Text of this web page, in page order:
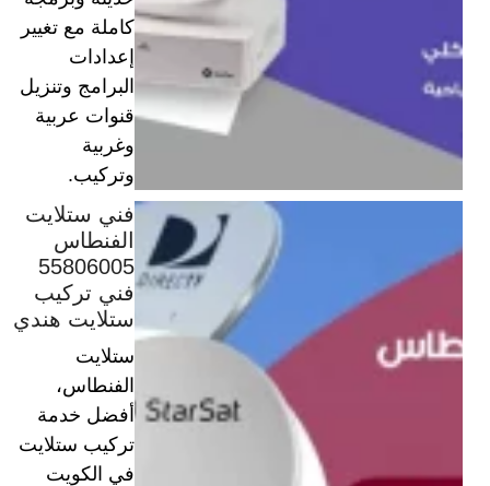
كاملة مع تغيير
إعدادات
البرامج وتنزيل
قنوات عربية
وغربية
وتركيب.
فني ستلايت
الفنطاس
55806005
فني تركيب
ستلايت هندي
ستلايت
الفنطاس،
أفضل خدمة
تركيب ستلايت
في الكويت